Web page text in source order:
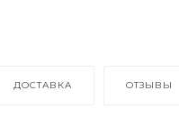
ДОСТАВКА ОТЗЫВЫ